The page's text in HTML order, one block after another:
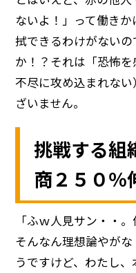
ないよ！」って働き
拭できるわけがない
か！？それは「恐怖
不尽に攻め込まれな
ざいません。
挑戦する組
商２５０％
「ふｗ人見サン・・
そんなん理想論やが
うですけど、わたし